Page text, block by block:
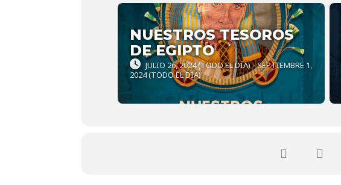
NUESTROS TESOROS
DE EGIPTO
JULIO 26, 2024 (TODO EL DÍA) - SEPTIEMBRE 1,
2024 (TODO EL DÍA)